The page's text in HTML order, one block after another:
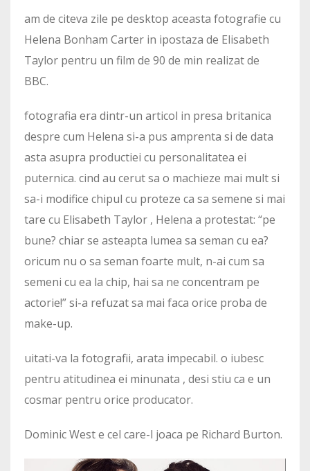
am de citeva zile pe desktop aceasta fotografie cu
Helena Bonham Carter in ipostaza de Elisabeth
Taylor pentru un film de 90 de min realizat de
BBC.
fotografia era dintr-un articol in presa britanica
despre cum Helena si-a pus amprenta si de data
asta asupra productiei cu personalitatea ei
puternica. cind au cerut sa o machieze mai mult si
sa-i modifice chipul cu proteze ca sa semene si mai
tare cu Elisabeth Taylor , Helena a protestat: “pe
bune? chiar se asteapta lumea sa seman cu ea?
oricum nu o sa seman foarte mult, n-ai cum sa
semeni cu ea la chip, hai sa ne concentram pe
actorie!” si-a refuzat sa mai faca orice proba de
make-up.
uitati-va la fotografii, arata impecabil. o iubesc
pentru atitudinea ei minunata , desi stiu ca e un
cosmar pentru orice producator.
Dominic West e cel care-l joaca pe Richard Burton.